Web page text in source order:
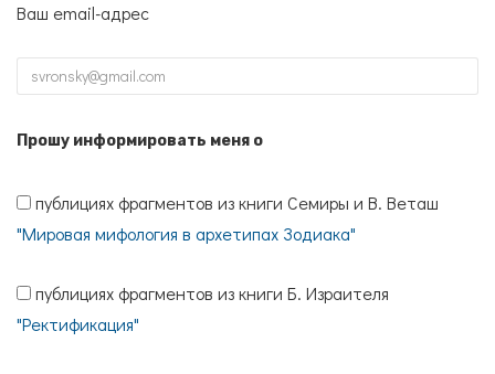
Ваш email-адрес
Прошу информировать меня о
публициях фрагментов из книги Семиры и В. Веташ
"Мировая мифология в архетипах Зодиака"
публициях фрагментов из книги Б. Израителя
"Ректификация"